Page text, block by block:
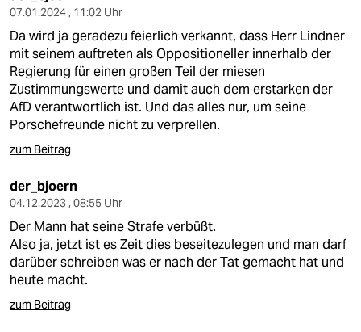
07.01.2024 , 11:02 Uhr
Da wird ja geradezu feierlich verkannt, dass Herr Lindner
mit seinem auftreten als Oppositioneller innerhalb der
Regierung für einen großen Teil der miesen
Zustimmungswerte und damit auch dem erstarken der
AfD verantwortlich ist. Und das alles nur, um seine
Porschefreunde nicht zu verprellen.
zum Beitrag
der_bjoern
04.12.2023 , 08:55 Uhr
Der Mann hat seine Strafe verbüßt.
Also ja, jetzt ist es Zeit dies beseitezulegen und man darf
darüber schreiben was er nach der Tat gemacht hat und
heute macht.
zum Beitrag